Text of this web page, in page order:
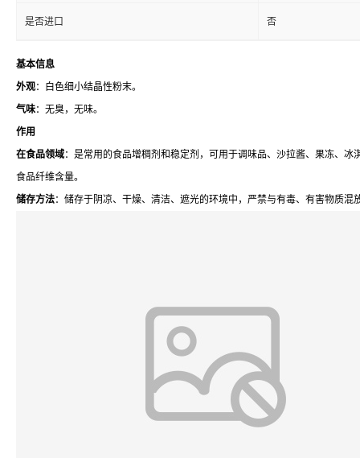
是否进口 否
基本信息
外观：白色细小结晶性粉末。
气味：无臭，无味。
作用
在食品领域：是常用的食品增稠剂和稳定剂，可用于调味品、沙拉酱、果冻、
食品纤维含量。
储存方法：储存于阴凉、干燥、清洁、遮光的环境中，严禁与有毒、有害物质混